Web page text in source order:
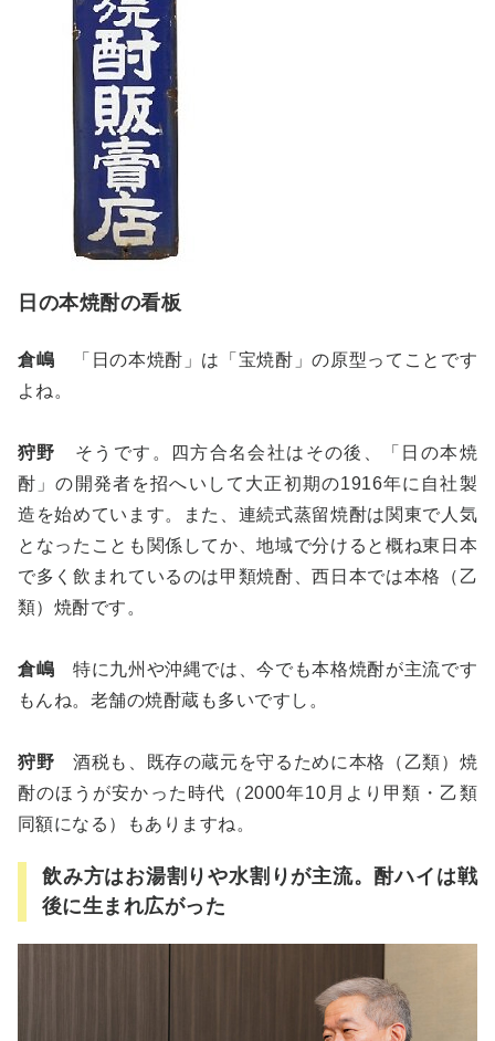
日の本焼酎の看板
倉嶋 「日の本焼酎」は「宝焼酎」の原型ってことです
よね。
狩野
そうです。四方合名会社はその後、「日の本焼
酎」の開発者を招へいして大正初期の1916年に自社製
造を始めています。また、連続式蒸留焼酎は関東で人気
となったことも関係してか、地域で分けると概ね東日本
で多く飲まれているのは甲類焼酎、西日本では本格（乙
類）焼酎です。
倉嶋 特に九州や沖縄では、今でも本格焼酎が主流です
もんね。老舗の焼酎蔵も多いですし。
狩野 酒税も、既存の蔵元を守るために本格（乙類）焼
酎のほうが安かった時代（2000年10月より甲類・乙類
同額になる）もありますね。
飲み方はお湯割りや水割りが主流。酎ハイは戦
後に生まれ広がった